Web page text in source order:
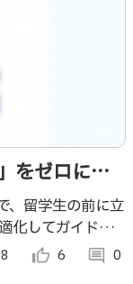
をゼロにす
、留学生の前に立
化してガイド。
信不安まで解消
thumb_up_alt 6 comment 0